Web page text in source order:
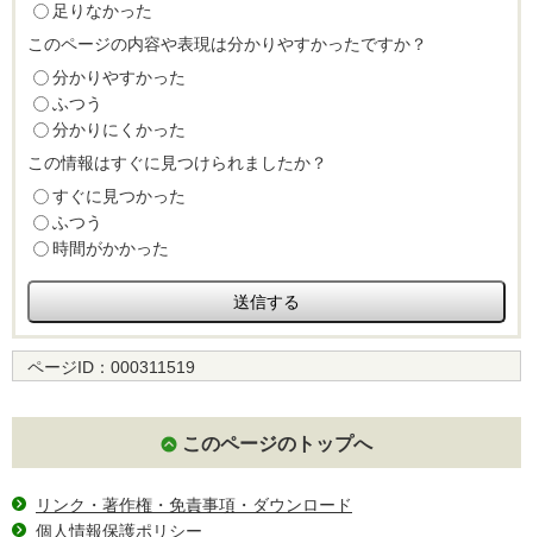
足りなかった
このページの内容や表現は分かりやすかったですか？
分かりやすかった
ふつう
分かりにくかった
この情報はすぐに見つけられましたか？
すぐに見つかった
ふつう
時間がかかった
ページID： 000311519
このページのトップへ
リンク・著作権・免責事項・ダウンロード
個人情報保護ポリシー